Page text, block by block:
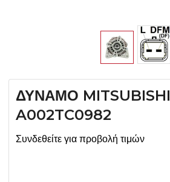
ΔΥΝΑΜΟ MITSUBISHI
A002TC0982
Συνδεθείτε για προβολή τιμών